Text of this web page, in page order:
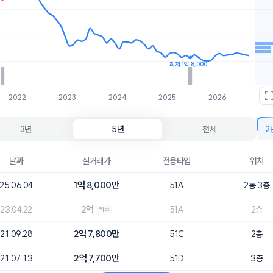
2022 2023 2024 2025 2026
최저 1억 8,000
3년 5년 전체 2
날짜 실거래가 전용타입 위치
25.06.04 1억 8,000만 51A 2동 3층
23.04.22 2억 취소 51A 2층
21.09.28 2억 7,800만 51C 2층
21.07.13 2억 7,700만 51D 3층